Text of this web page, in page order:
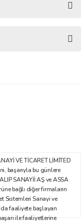
VE TİCARET LİMİTED
başarıyla bu günlere
SANAYİİ AŞ ve ASSA
bağlı diğer firmaların
Sistemleri Sanayi ve
faaliyete başlayan
ile faaliyetlerine